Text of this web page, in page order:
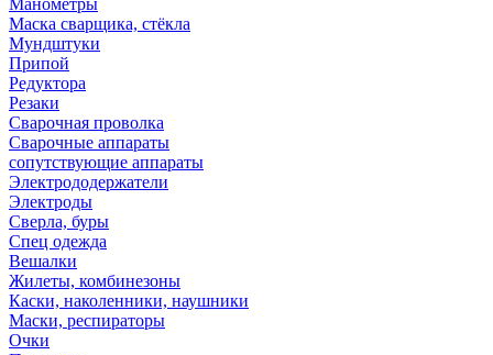
Манометры
Маска сварщика, стёкла
Мундштуки
Припой
Редуктора
Резаки
Сварочная проволка
Сварочные аппараты
сопутствующие аппараты
Электрододержатели
Электроды
Сверла, буры
Спец одежда
Вешалки
Жилеты, комбинезоны
Каски, наколенники, наушники
Маски, респираторы
Очки